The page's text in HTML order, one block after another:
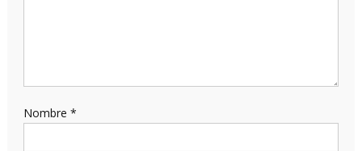
Nombre *